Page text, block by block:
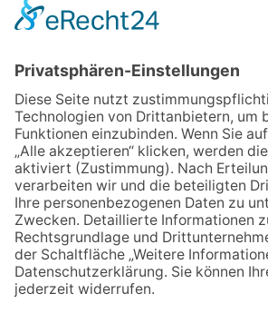
Stadt ruft zum
30.07.2026
Ganz
Festmeile
12.05.2026
Zweisprachige
Himmel: Vom Geschenk zum
60. Geburtstag
Karriere
10.05.2026
Hauptamtlicher
für Friedrichsdorf?